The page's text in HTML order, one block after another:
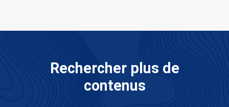
Rechercher plus de
contenus